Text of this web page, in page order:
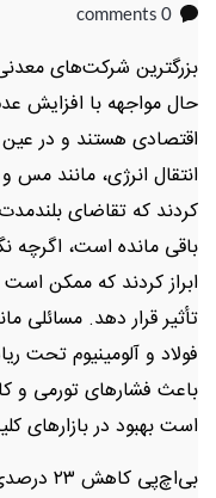
0 comments
بزرگترین شرکت‌های
حال مواجهه با افزایش
اقتصادی هستند و در
انتقال انرژی، مانند مس
کردند که تقاضای
باقی مانده است، اگرچه
ابراز کردند که ممکن
تأثیر قرار دهد. مسائلی
فولاد و آلومینیوم تحت
باعث فشارهای تورمی
است بهبود در بازارهای